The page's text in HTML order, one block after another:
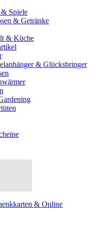
Spiele
& Getränke
& Küche
& Glücksbringer
& Online